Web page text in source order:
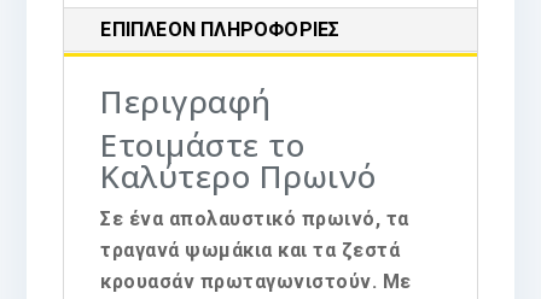
ΕΠΙΠΛΈΟΝ ΠΛΗΡΟΦΟΡΊΕΣ
Περιγραφή
Ετοιμάστε το
Καλύτερο Πρωινό
Σε ένα απολαυστικό πρωινό, τα
τραγανά ψωμάκια και τα ζεστά
κρουασάν πρωταγωνιστούν. Με